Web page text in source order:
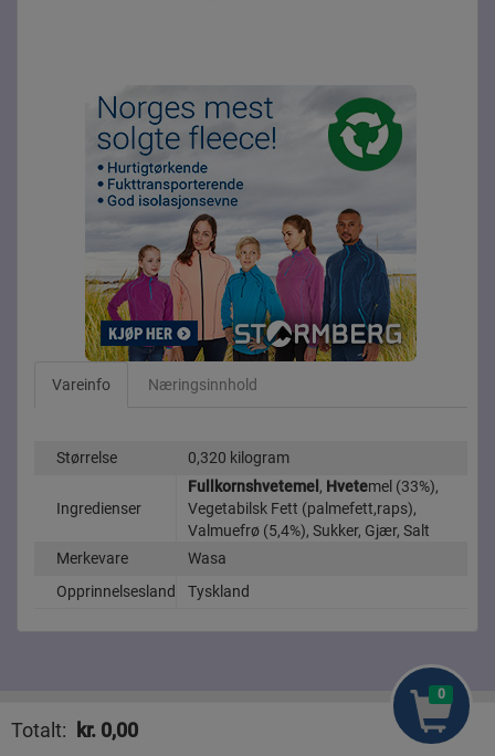
Vareinfo Næringsinnhold
Størrelse 0,320 kilogram
Ingredienser
Fullkornshvetemel , Hvetemel (33%),
Vegetabilsk Fett (palmefett,raps),
Valmuefrø (5,4%), Sukker, Gjær, Salt
Merkevare
Wasa
Opprinnelsesland
Tyskland
Totalt: kr. 0,00
0
Mat Sammenligne